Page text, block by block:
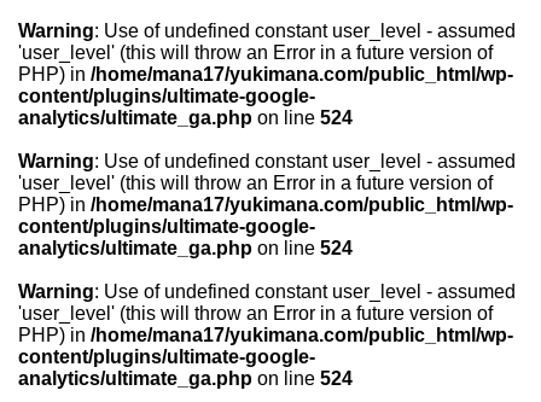
Warning: Use of undefined constant user_level - assumed
'user_level' (this will throw an Error in a future version of
PHP) in /home/mana17/yukimana.com/public_html/wp-
content/plugins/ultimate-google-
analytics/ultimate_ga.php on line 524
Warning: Use of undefined constant user_level - assumed
'user_level' (this will throw an Error in a future version of
PHP) in /home/mana17/yukimana.com/public_html/wp-
content/plugins/ultimate-google-
analytics/ultimate_ga.php on line 524
Warning: Use of undefined constant user_level - assumed
'user_level' (this will throw an Error in a future version of
PHP) in /home/mana17/yukimana.com/public_html/wp-
content/plugins/ultimate-google-
analytics/ultimate_ga.php on line 524